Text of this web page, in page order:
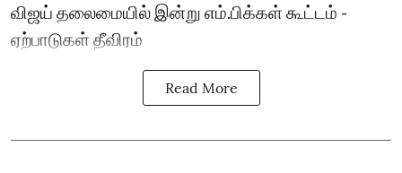
விஜய் தலைமையில் இன்று எம்.பிக்கள் கூட்டம் -
ஏற்பாடுகள் தீவிரம்
Read More